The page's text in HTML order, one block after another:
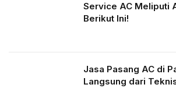
Service AC Meliputi
Berikut Ini!
Jasa Pasang AC di
Langsung dari